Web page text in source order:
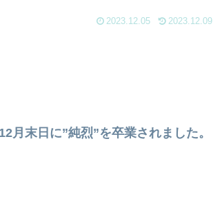
2023.12.05 2023.12.09
月末日に”純烈”を卒業されました。